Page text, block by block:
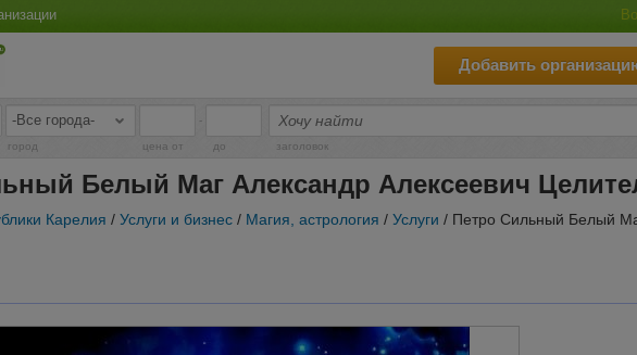
Добавить
-
город цена от до заголовок
Белый Маг Александр Алексеевич
Карелия / Услуги и бизнес / Магия, астрология / Услуги / Петро Сильный Белый